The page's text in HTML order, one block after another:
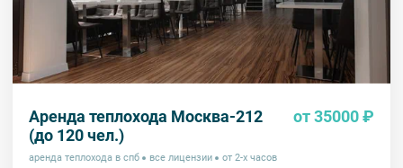
Аренда теплохода Москва-212
(до 120 чел.)
от 35000 ₽
аренда теплохода в спб все лицензии от 2-х часов